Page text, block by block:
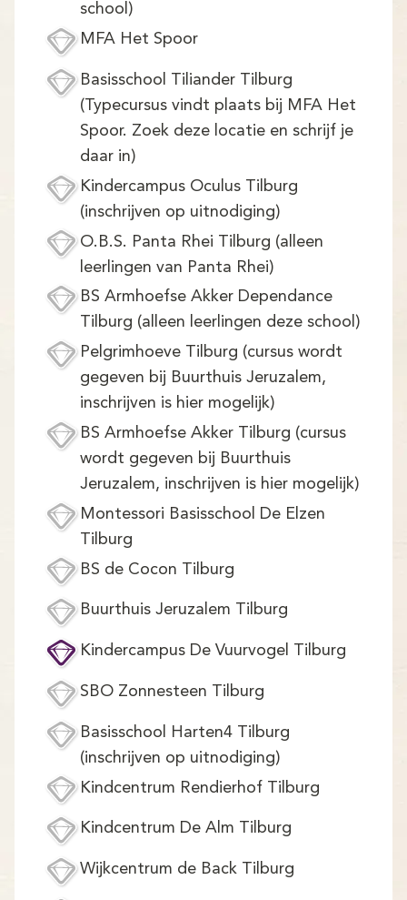
school)
MFA Het Spoor
Basisschool Tiliander Tilburg
(Typecursus vindt plaats bij MFA Het
Spoor. Zoek deze locatie en schrijf je
daar in)
Kindercampus Oculus Tilburg
(inschrijven op uitnodiging)
O.B.S. Panta Rhei Tilburg (alleen
leerlingen van Panta Rhei)
BS Armhoefse Akker Dependance
Tilburg (alleen leerlingen deze school)
Pelgrimhoeve Tilburg (cursus wordt
gegeven bij Buurthuis Jeruzalem,
inschrijven is hier mogelijk)
BS Armhoefse Akker Tilburg (cursus
wordt gegeven bij Buurthuis
Jeruzalem, inschrijven is hier mogelijk)
Montessori Basisschool De Elzen
Tilburg
BS de Cocon Tilburg
Buurthuis Jeruzalem Tilburg
Kindercampus De Vuurvogel Tilburg
SBO Zonnesteen Tilburg
Basisschool Harten4 Tilburg
(inschrijven op uitnodiging)
Kindcentrum Rendierhof Tilburg
Kindcentrum De Alm Tilburg
Wijkcentrum de Back Tilburg